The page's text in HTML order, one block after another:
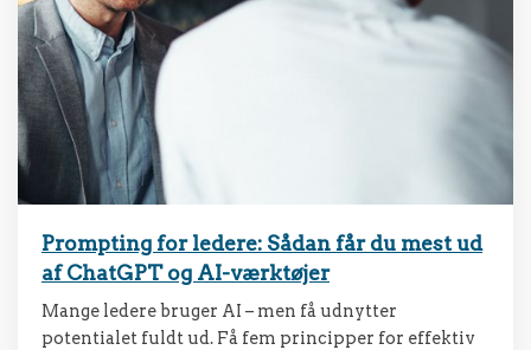
Prompting for ledere: Sådan får du mest ud
af ChatGPT og AI-værktøjer
Mange ledere bruger AI – men få udnytter
potentialet fuldt ud. Få fem principper for effektiv